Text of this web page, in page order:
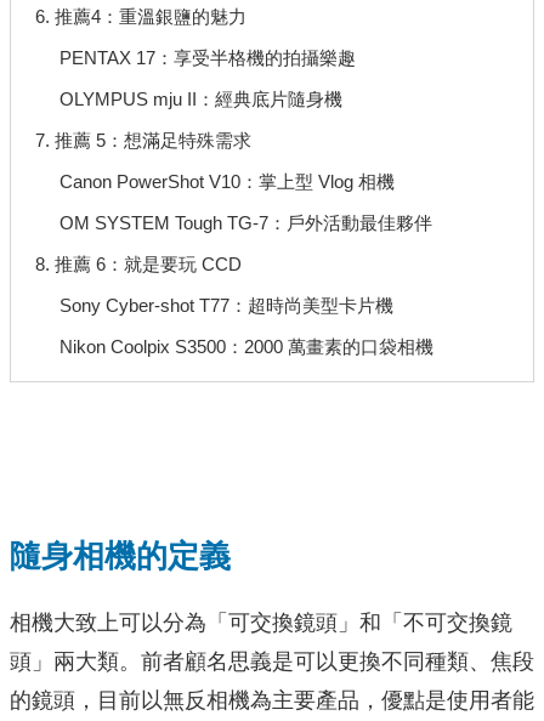
6. 推薦4：重溫銀鹽的魅力
PENTAX 17：享受半格機的拍攝樂趣
OLYMPUS mju II：經典底片隨身機
7. 推薦 5：想滿足特殊需求
Canon PowerShot V10：掌上型 Vlog 相機
OM SYSTEM Tough TG-7：戶外活動最佳夥伴
8. 推薦 6：就是要玩 CCD
Sony Cyber-shot T77：超時尚美型卡片機
Nikon Coolpix S3500：2000 萬畫素的口袋相機
隨身相機的定義
相機大致上可以分為「可交換鏡頭」和「不可交換鏡
頭」兩大類。前者顧名思義是可以更換不同種類、焦段
的鏡頭，目前以無反相機為主要產品，優點是使用者能